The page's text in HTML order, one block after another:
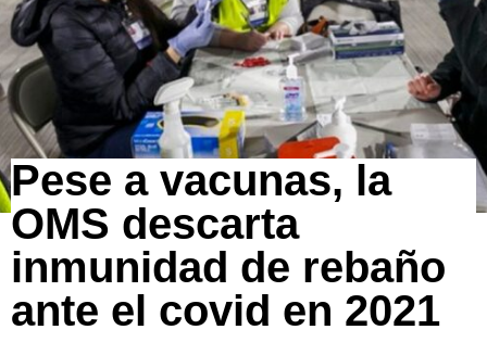
Pese a vacunas, la
OMS descarta
inmunidad de rebaño
ante el covid en 2021